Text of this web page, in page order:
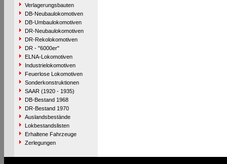
Verlagerungsbauten
DB-Neubaulokomotiven
DB-Umbaulokomotiven
DR-Neubaulokomotiven
DR-Rekolokomotiven
DR - "6000er"
ELNA-Lokomotiven
Industrielokomotiven
Feuerlose Lokomotiven
Sonderkonstruktionen
SAAR (1920 - 1935)
DB-Bestand 1968
DR-Bestand 1970
Auslandsbestände
Lokbestandslisten
Erhaltene Fahrzeuge
Zerlegungen